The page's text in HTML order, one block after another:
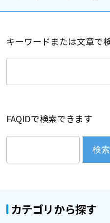
キーワードまたは文章で
FAQIDで検索できます
検
カテゴリから探す